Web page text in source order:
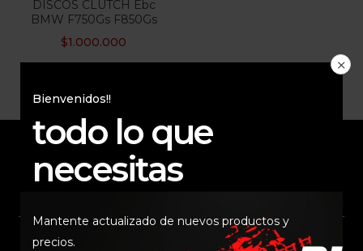
DISCOS CLUTCH Ebc
BMW F750Gs F850Gs
$1.000.000
Bienvenidos!!
todo lo que
necesitas
Mantente actualizado de nuevos productos y
precios.
ENVÍO RAPIDO Y